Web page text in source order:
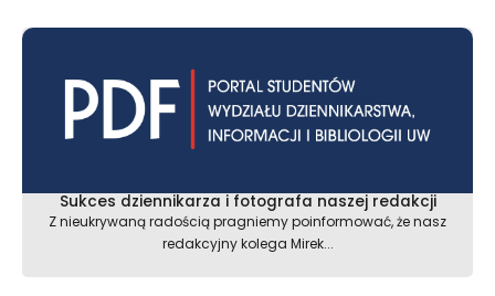
Sukces dziennikarza i fotografa naszej redakcji
Z nieukrywaną radością pragniemy poinformować, że nasz
redakcyjny kolega Mirek...